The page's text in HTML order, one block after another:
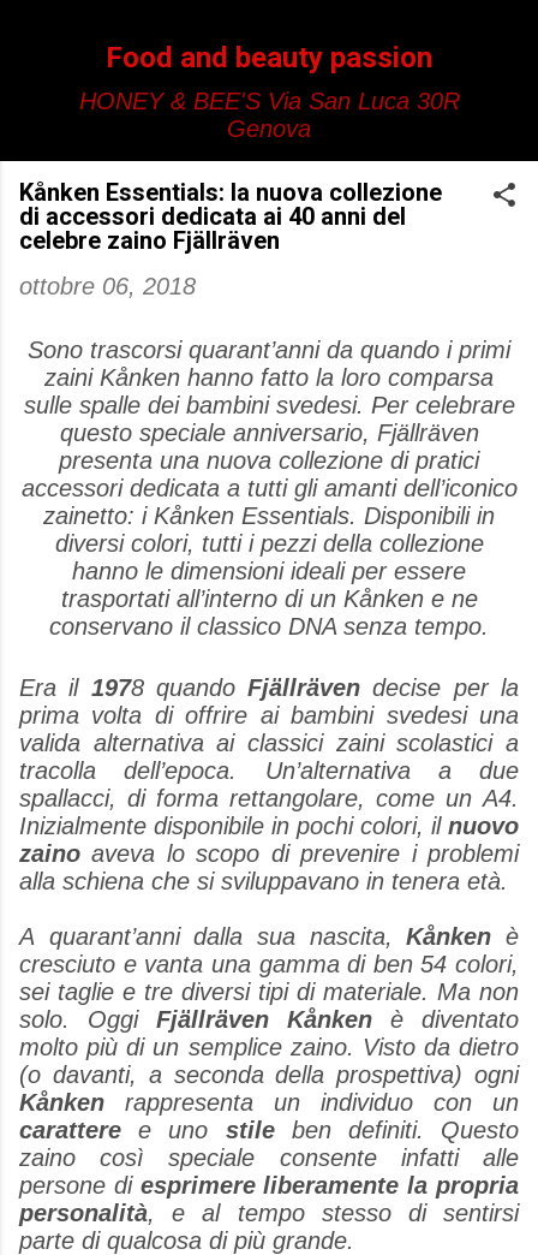
Food and beauty passion
HONEY & BEE'S Via San Luca 30R
Genova
Kånken Essentials: la nuova collezione
di accessori dedicata ai 40 anni del
celebre zaino Fjällräven
ottobre 06, 2018
Sono trascorsi quarant’anni da quando i primi
zaini Kånken hanno fatto la loro comparsa
sulle spalle dei bambini svedesi. Per celebrare
questo speciale anniversario, Fjällräven
presenta una nuova collezione di pratici
accessori dedicata a tutti gli amanti dell’iconico
zainetto: i Kånken Essentials. Disponibili in
diversi colori, tutti i pezzi della collezione
hanno le dimensioni ideali per essere
trasportati all’interno di un Kånken e ne
conservano il classico DNA senza tempo.
Era il 1978 quandoFjällräven decise per la
prima volta di offrire ai bambini svedesi una
valida alternativa ai classici zaini scolastici a
tracolla dell’epoca. Un’alternativa a due
spallacci, di forma rettangolare, come un A4.
Inizialmente disponibile in pochi colori, il nuovo
zainoaveva lo scopo di prevenire i problemi
alla schiena che si sviluppavano in tenera età.
A quarant’anni dalla sua nascita,Kånken è
cresciuto e vanta una gamma di ben 54 colori,
sei taglie e tre diversi tipi di materiale. Ma non
solo. Oggi Fjällräven Kånken è diventato
molto più di un semplice zaino. Visto da dietro
(o davanti, a seconda della prospettiva) ogni
Kånken rappresenta un individuo con un
carattere e uno stileben definiti. Questo
zaino così speciale consente infatti alle
persone di esprimere liberamente la propria
personalità, e al tempo stesso di sentirsi
parte di qualcosa di più grande.